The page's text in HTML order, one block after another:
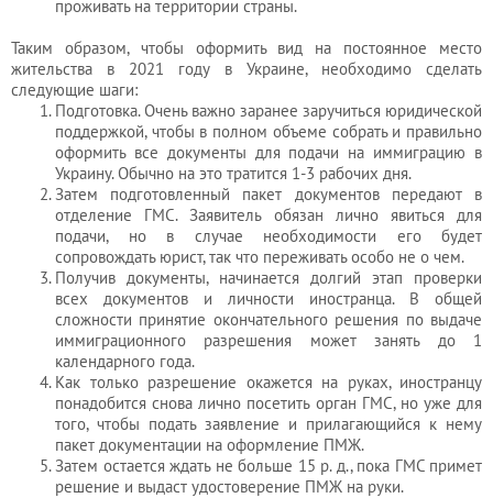
проживать на территории страны.
Таким образом, чтобы оформить вид на постоянное место
жительства в 2021 году в Украине, необходимо сделать
следующие шаги:
Подготовка. Очень важно заранее заручиться юридической
поддержкой, чтобы в полном объеме собрать и правильно
оформить все документы для подачи на иммиграцию в
Украину. Обычно на это тратится 1-3 рабочих дня.
Затем подготовленный пакет документов передают в
отделение ГМС. Заявитель обязан лично явиться для
подачи, но в случае необходимости его будет
сопровождать юрист, так что переживать особо не о чем.
Получив документы, начинается долгий этап проверки
всех документов и личности иностранца. В общей
сложности принятие окончательного решения по выдаче
иммиграционного разрешения может занять до 1
календарного года.
Как только разрешение окажется на руках, иностранцу
понадобится снова лично посетить орган ГМС, но уже для
того, чтобы подать заявление и прилагающийся к нему
пакет документации на оформление ПМЖ.
Затем остается ждать не больше 15 р. д., пока ГМС примет
решение и выдаст удостоверение ПМЖ на руки.